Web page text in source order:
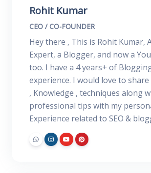
Rohit Kumar
CEO / CO-FOUNDER
Hey there , This is Rohit Kumar,
Expert, a Blogger, and now a
too. I have a 4 years+ of
experience. I would love to share
, Knowledge , techniques along
professional tips with my
Experience related to SEO &